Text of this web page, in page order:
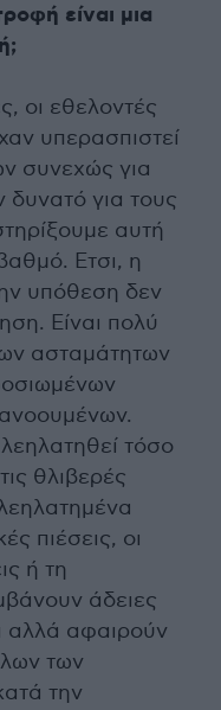
είναι μια
οι εθελοντές
υπερασπιστεί
συνεχώς για
για τους
αυτή
Ετσι, η
υπόθεση δεν
Είναι πολύ
ασταμάτητων
τόσο
θλιβερές
πιέσεις, οι
ή τη
άδειες
αλλά αφαιρούν
των
την